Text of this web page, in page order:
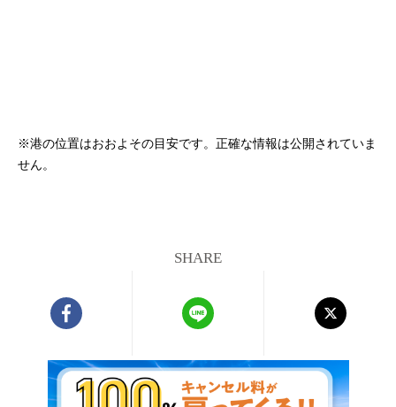
※港の位置はおおよその目安です。正確な情報は公開されていま
せん。
SHARE